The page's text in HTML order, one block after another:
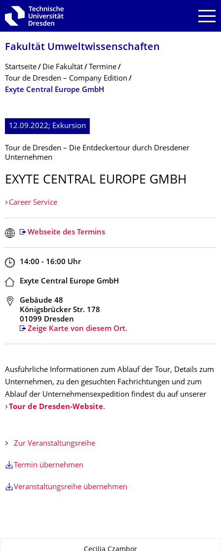
Zur Hauptnavigation springen
Zur Suche springen
Zum Inhalt springen
Fakultät Umweltwissenschaf­ten
Breadcrumb-Menü
Startseite Die Fakultät
Termine
Tour de Dresden – Company Edition
Exyte Central Europe GmbH
12.09.2022; Exkursion
Tour de Dresden – Die Entdeckertour durch Dresdener
Unternehmen
EXYTE CENTRAL EUROPE GMBH
Career Service
Webseite des Termins
Zeit
14:00 - 16:00 Uhr
Ort
Exyte Central Europe GmbH
Adresse
Gebäude 48
Königsbrücker Str. 178
01099 Dresden
Zeige Karte von diesem Ort.
Ausführliche Informationen zum Ablauf der Tour, Details zum
Unternehmen, zu den gesuchten Fachrichtungen und zum
Ablauf der Unternehmensexpedition findest du auf unserer
Tour de Dresden-Website.
Zur Veranstaltungsreihe
Termin übernehmen
Veranstaltungsreihe übernehmen
Cecilia Czambor